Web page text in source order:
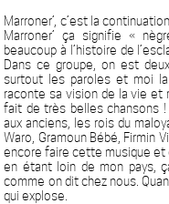
Marroner’, c’est la
Marroner’ ça signifie «
beaucoup à l’histoire de
Dans ce groupe, on est
surtout les paroles et moi
raconte sa vision de la vie et
fait de très belles chansons
aux anciens, les rois du
Waro, Gramoun Bébé, Firmin
encore faire cette musique et
en étant loin de mon pays,
comme on dit chez nous.
qui explose.